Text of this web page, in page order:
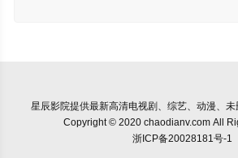
星辰影院提供最新高清电视剧、综艺、动漫、
Copyright © 2020 chaodianv.com All
浙ICP备20028181号-1